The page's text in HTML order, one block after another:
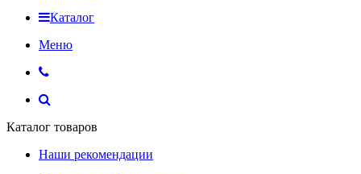
Каталог
Меню
Каталог товаров
Наши рекомендации